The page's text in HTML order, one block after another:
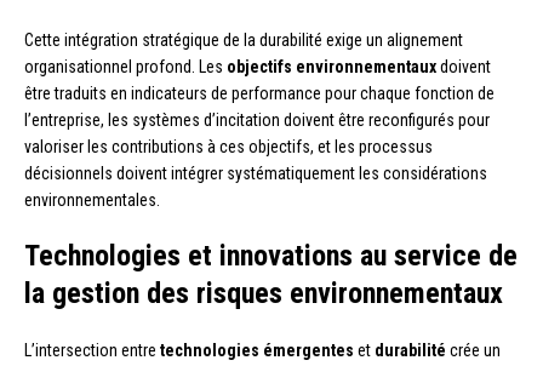
Cette intégration stratégique de la durabilité exige un alignement
organisationnel profond. Les objectifs environnementauxdoivent
être traduits en indicateurs de performance pour chaque fonction de
l’entreprise, les systèmes d’incitation doivent être reconfigurés pour
valoriser les contributions à ces objectifs, et les processus
décisionnels doivent intégrer systématiquement les considérations
environnementales.
Technologies et innovations au service de
la gestion des risques environnementaux
L’intersection entre technologies émergentes et durabilité crée un